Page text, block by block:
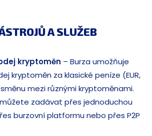
A SLUŽEB
kryptoměn – Burza umožňuje
kryptoměn za klasické peníze (EUR,
mezi různými kryptoměnami.
zadávat přes jednoduchou
burzovní platformu nebo přes P2P